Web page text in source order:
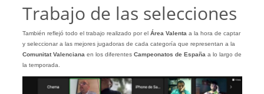
Trabajo de las selecciones
También reflejó todo el trabajo realizado por elÁrea Valenta a la hora de captar
y seleccionar a las mejores jugadoras de cada categoría que representan a la
Comunitat Valenciana en los diferentes Campeonatos de España a lo largo de
la temporada.